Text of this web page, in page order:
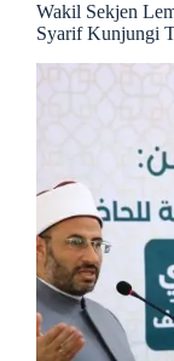
Wakil Sekjen
Syarif Kunjungi